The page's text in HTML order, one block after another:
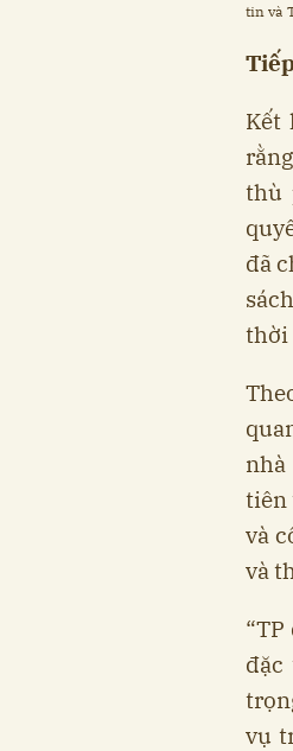
tin và
Kết
thù
đã
thời
tiên
và
và
đặc
vụ